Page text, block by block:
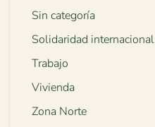
Sin categoría
Solidaridad internacional
Trabajo
Vivienda
Zona Norte